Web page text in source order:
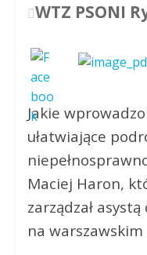
WTZ PSONI
Jakie
ułatwiające
Maciej Haron,
zarządzał
na